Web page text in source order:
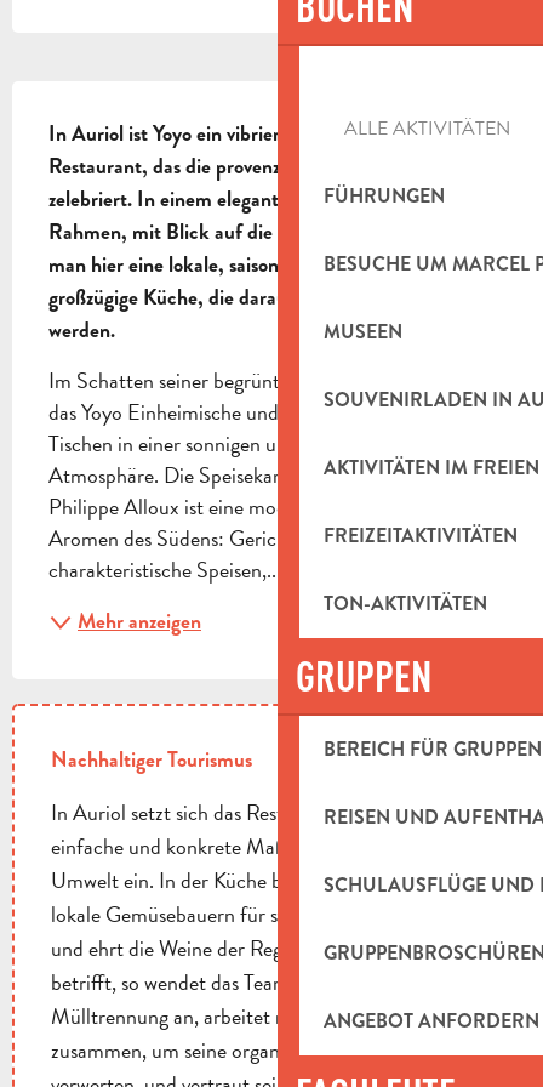
ALLE AKTIVITÄTEN
FÜHRUNGEN
BESUCHE UM MARCEL
MUSEEN
SOUVENIRLADEN IN
AKTIVITÄTEN IM FREIEN
FREIZEITAKTIVITÄTEN
TON-AKTIVITÄTEN
GRUPPEN
BEREICH FÜR GRUPPEN
REISEN UND
SCHULAUSFLÜGE UND
ANGEBOT ANFORDERN
In Auriol ist Yoyo ein vibrierendes Rooftop-
Restaurant, das die provenzalische Lebenskunst
zelebriert. In einem eleganten und entspannten
Rahmen, mit Blick auf die Sainte-Baume, genießt
man hier eine lokale, saisonale, ehrliche und
großzügige Küche, die darauf ausgelegt ist, geteilt zu
werden.
Im Schatten seiner begrünten Terrasse versammelt
das Yoyo Einheimische und Reisende an großen
Tischen in einer sonnigen und geselligen
Atmosphäre. Die Speisekarte von Küchenchef
Philippe Alloux ist eine moderne Hommage an die
Aromen des Südens: Gerichte zum Teilen,
charakteristische Speisen,...
Mehr anzeigen
Nachhaltiger Tourismus
In Auriol setzt sich das Restaurant Yoyo durch
einfache und konkrete Maßnahmen aktiv für die
Umwelt ein. In der Küche bevorzugt das Lokal
lokale Gemüsebauern für seine frischen Produkte
und ehrt die Weine der Region. Was den Abfall
betrifft, so wendet das Team eine strenge
Mülltrennung an, arbeitet mit einem Verein
zusammen, um seine organischen Reste zu